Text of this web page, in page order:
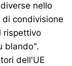
nello
condivisione
rispettivo
blando".
dell'UE